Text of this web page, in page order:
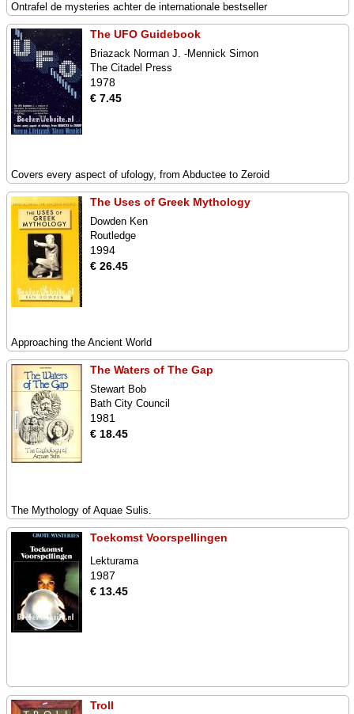
Ontrafel de mysteries achter de internationale bestseller
The UFO Guidebook
Briazack Norman J. -Mennick Simon
The Citadel Press
1978
€ 7.45
Covers every aspect of ufology, from Abductee to Zeroid
The Uses of Greek Mythology
Dowden Ken
Routledge
1994
€ 26.45
Approaching the Ancient World
The Waters of The Gap
Stewart Bob
Bath City Council
1981
€ 18.45
The Mythology of Aquae Sulis.
Toekomst Voorspellingen
Lekturama
1987
€ 13.45
Troll